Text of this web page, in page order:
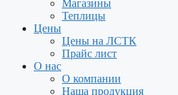
Магазины
Теплицы
Цены
Цены на ЛСТК
Прайс лист
О нас
О компании
Наша продукция